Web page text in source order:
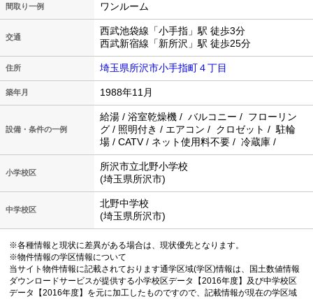
間取り一例 ワンルーム
交通
西武池袋線「小手指」駅 徒歩3分
西武新宿線「新所沢」駅 徒歩25分
住所 埼玉県所沢市小手指町４丁目
築年月 1988年11月
設備・条件の一例
給湯 / 浴室乾燥機 / バルコニー / フローリン
グ / 照明付き / エアコン / クロゼット / 駐輪
場 / CATV / ネット使用料不要 / 冷蔵庫 /
小学校区
所沢市立北野小学校
(埼玉県所沢市)
中学校区
北野中学校
(埼玉県所沢市)
※各種情報と現状に差異がある場合は、現状優先となります。
※物件情報の学区情報について
当サイト物件情報に記載されております通学区域(学区)情報は、国土数値情報
ダウンロードサービスが提供する小学校区データ【2016年度】及び中学校区
データ【2016年度】を元に加工したものですので、記載情報が現在の学区域